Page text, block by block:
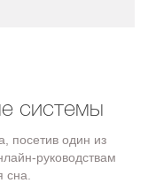
системы
посетив один из
руководствам
сна.